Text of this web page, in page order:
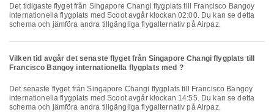
Det tidigaste flyget från Singapore Changi flygplats till Francisco Bangoy
internationella flygplats med Scoot avgår klockan 02:00. Du kan se detta
schema och jämföra andra tillgängliga flygalternativ på Airpaz.
Vilken tid avgår det senaste flyget från Singapore Changi flygplats till
Francisco Bangoy internationella flygplats med ?
Det senaste flyget från Singapore Changi flygplats till Francisco Bangoy
internationella flygplats med Scoot avgår klockan 14:55. Du kan se detta
schema och jämföra andra tillgängliga flygalternativ på Airpaz.